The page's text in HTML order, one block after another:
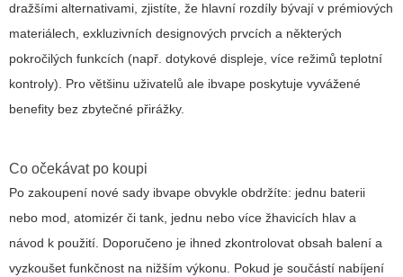
dražšími alternativami, zjistíte, že hlavní rozdíly bývají v prémiových
materiálech, exkluzivních designových prvcích a některých
pokročilých funkcích (např. dotykové displeje, více režimů teplotní
kontroly). Pro většinu uživatelů ale ibvape poskytuje vyvážené
benefity bez zbytečné přirážky.
Co očekávat po koupi
Po zakoupení nové sady ibvape obvykle obdržíte: jednu baterii
nebo mod, atomizér či tank, jednu nebo více žhavicích hlav a
návod k použití. Doporučeno je ihned zkontrolovat obsah balení a
vyzkoušet funkčnost na nižším výkonu. Pokud je součástí nabíjení